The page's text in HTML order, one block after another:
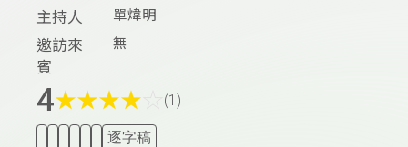
主持人 單煒明
邀訪來
賓
無
4★★★★ (1)
逐字稿